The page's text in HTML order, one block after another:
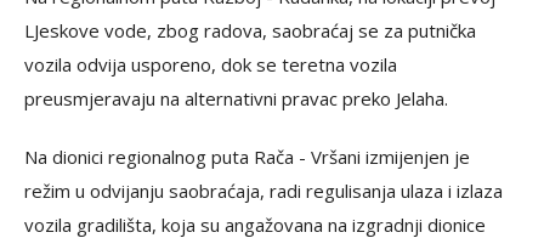
LJeskove vode, zbog radova, saobraćaj se za putnička
vozila odvija usporeno, dok se teretna vozila
preusmjeravaju na alternativni pravac preko Jelaha.
Na dionici regionalnog puta Rača - Vršani izmijenjen je
režim u odvijanju saobraćaja, radi regulisanja ulaza i izlaza
vozila gradilišta, koja su angažovana na izgradnji dionice